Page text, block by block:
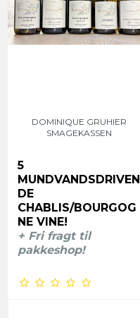
DOMINIQUE GRUHIER
SMAGEKASSEN
5
MUNDVANDSDRIVEN
DE
CHABLIS/BOURGOG
NE VINE!
+ Fri fragt til
pakkeshop!